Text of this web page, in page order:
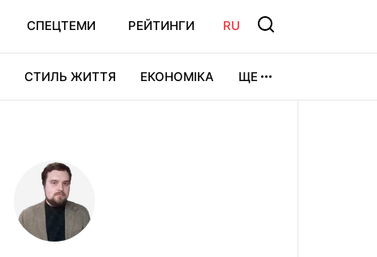
СПЕЦТЕМИ РЕЙТИНГИ RU
СТИЛЬ ЖИТТЯ ЕКОНОМІКА ЩЕ